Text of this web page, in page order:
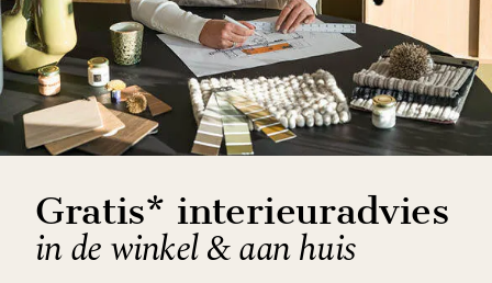
Gratis* interieuradvies
in de winkel & aan huis